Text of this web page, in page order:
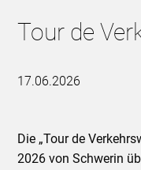
Tour de
17.06.2026
Die „Tour de
2026 von Schwerin